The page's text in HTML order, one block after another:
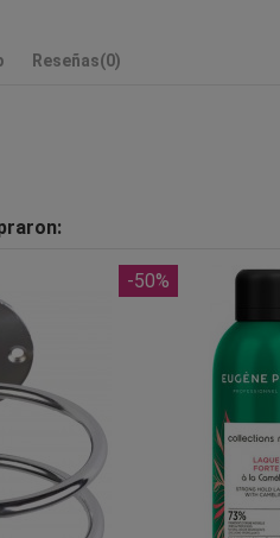
Reseñas(0)
-50%